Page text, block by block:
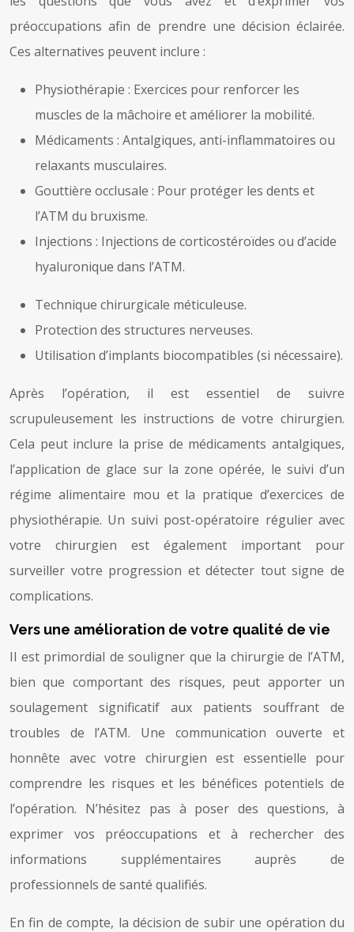
préoccupations afin de prendre une décision éclairée.
Ces alternatives peuvent inclure :
Physiothérapie : Exercices pour renforcer les
muscles de la mâchoire et améliorer la mobilité.
Médicaments : Antalgiques, anti-inflammatoires ou
relaxants musculaires.
Gouttière occlusale : Pour protéger les dents et
l’ATM du bruxisme.
Injections : Injections de corticostéroïdes ou d’acide
hyaluronique dans l’ATM.
Technique chirurgicale méticuleuse.
Protection des structures nerveuses.
Utilisation d’implants biocompatibles (si nécessaire).
Après l’opération, il est essentiel de suivre
scrupuleusement les instructions de votre chirurgien.
Cela peut inclure la prise de médicaments antalgiques,
l’application de glace sur la zone opérée, le suivi d’un
régime alimentaire mou et la pratique d’exercices de
physiothérapie. Un suivi post-opératoire régulier avec
votre chirurgien est également important pour
surveiller votre progression et détecter tout signe de
complications.
Vers une amélioration de votre qualité de vie
Il est primordial de souligner que la chirurgie de l’ATM,
bien que comportant des risques, peut apporter un
soulagement significatif aux patients souffrant de
troubles de l’ATM. Une communication ouverte et
honnête avec votre chirurgien est essentielle pour
comprendre les risques et les bénéfices potentiels de
l’opération. N’hésitez pas à poser des questions, à
exprimer vos préoccupations et à rechercher des
informations supplémentaires auprès de
professionnels de santé qualifiés.
En fin de compte, la décision de subir une opération du